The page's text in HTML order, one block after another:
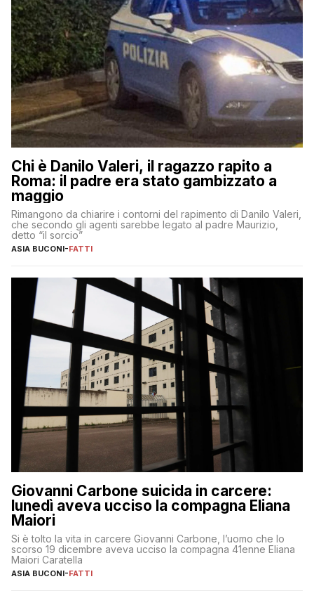
Chi è Danilo Valeri, il ragazzo rapito a
Roma: il padre era stato gambizzato a
maggio
Rimangono da chiarire i contorni del rapimento di Danilo Valeri,
che secondo gli agenti sarebbe legato al padre Maurizio,
detto “il sorcio”
ASIA BUCONI-FATTI
Giovanni Carbone suicida in carcere:
lunedì aveva ucciso la compagna Eliana
Maiori
Si è tolto la vita in carcere Giovanni Carbone, l’uomo che lo
scorso 19 dicembre aveva ucciso la compagna 41enne Eliana
Maiori Caratella
ASIA BUCONI-FATTI